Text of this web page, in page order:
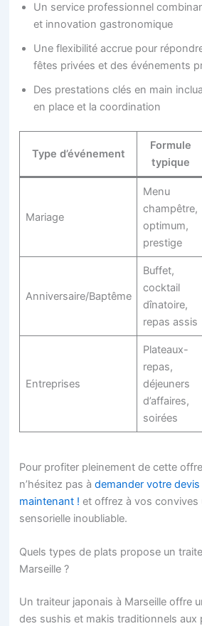
Un service professionnel
et innovation gastronomique
Une flexibilité accrue pour
fêtes privées et des événements
Des prestations clés en main
en place et la coordination
Type d’événement
Formule
typique
Mariage
Menu
champêtre,
optimum,
prestige
Anniversaire/Baptême
Buffet,
cocktail
dînatoire,
repas assis
Entreprises
Plateaux-
repas,
déjeuners
d’affaires,
soirées
Pour profiter pleinement de cette
n’hésitez pas àdemander votre
maintenant ! et offrez à vos convives
sensorielle inoubliable.
Quels types de plats propose un
Marseille ?
Un traiteur japonais à Marseille offre
des sushis et makis traditionnels aux